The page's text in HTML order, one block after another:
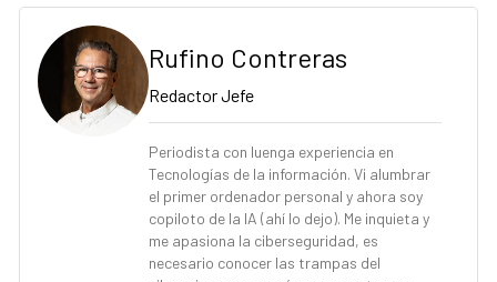
Rufino Contreras
Redactor Jefe
Periodista con luenga experiencia en
Tecnologías de la información. Vi alumbrar
el primer ordenador personal y ahora soy
copiloto de la IA (ahí lo dejo). Me inquieta y
me apasiona la ciberseguridad, es
necesario conocer las trampas del